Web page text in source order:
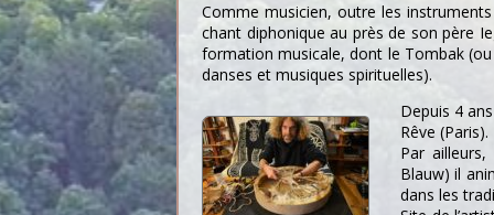
Comme musicien, outre les
chant diphonique au près de son père
formation musicale, dont le Tombak
danses et musiques spirituelles).
Depuis 4
Rêve (Paris).
Par
Blauw) il
dans les